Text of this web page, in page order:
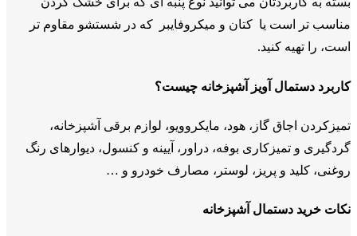
مناسب تر است یا کتان و میکروفایبر که در شستشو مقاوم تر
است، را تهیه کنید.
کاربرد دستمال آویز آشپزخانه چیست؟
تمیزکردن اجاق گاز، هود، مایکروویو، لوازم برقی آشپزخانه،
گردگیری و تمیزکاری بوفه، دراور، آیینه و کنسول، دیوارهای رنگ
روغنی، کلید و پریز، لوستر، مصارف خودرو و …
نکات خرید دستمال آشپزخانه